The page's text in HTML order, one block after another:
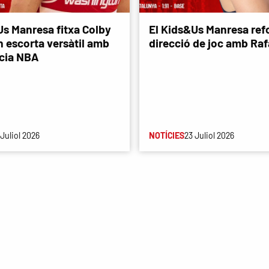
Manresa fitxa Colby
escorta versàtil amb
NBA
2026
El Kids&Us Manresa
direcció de joc amb
NOTÍCIES23 Juliol 2026